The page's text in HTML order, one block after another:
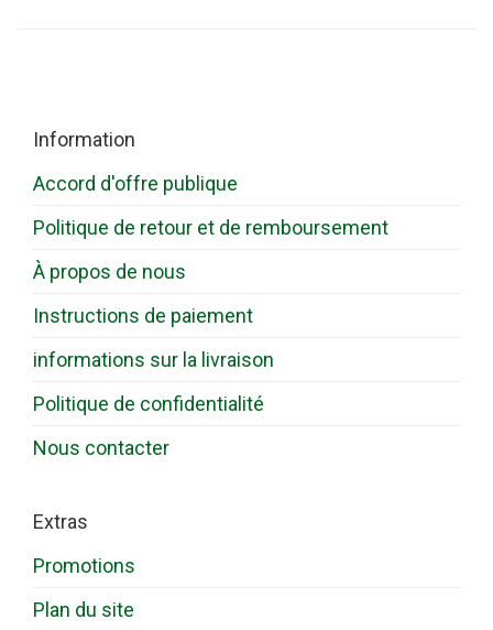
Information
Accord d'offre publique
Politique de retour et de remboursement
À propos de nous
Instructions de paiement
informations sur la livraison
Politique de confidentialité
Nous contacter
Extras
Promotions
Plan du site